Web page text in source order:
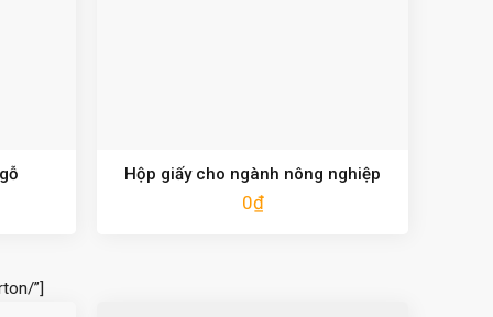
Hộp giấy cho ngành nông nghiệp
0₫
”]